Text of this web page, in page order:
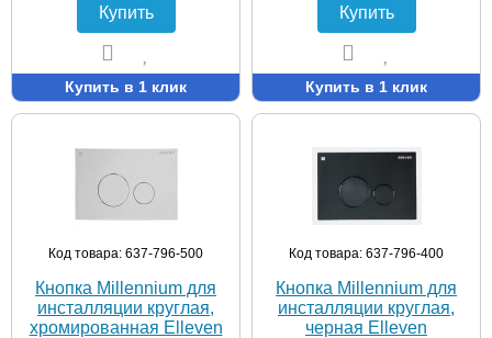
Купить
Купить в 1 клик
Купить
Купить в 1 клик
Код товара: 637-796-500
Кнопка Millennium для
инсталляции круглая,
хромированная Elleven
Код товара: 637-796-400
Кнопка Millennium для
инсталляции круглая,
черная Elleven